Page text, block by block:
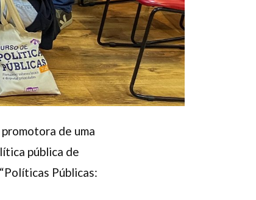
de uma
pública de
Públicas: